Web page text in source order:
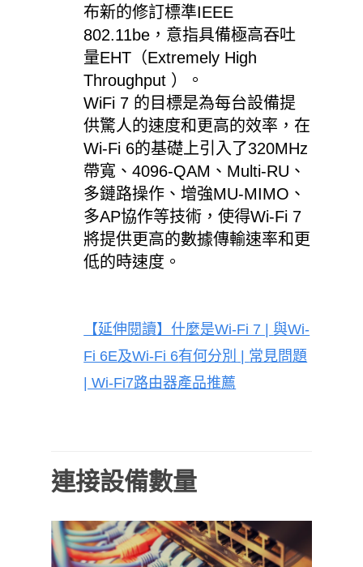
布新的修訂標準IEEE
802.11be，意指具備極高吞吐
量EHT（Extremely High
Throughput ）。
WiFi 7 的目標是為每台設備提
供驚人的速度和更高的效率，在
Wi-Fi 6的基礎上引入了320MHz
帶寬、4096-QAM、Multi-RU、
多鏈路操作、增強MU-MIMO、
多AP協作等技術，使得Wi-Fi 7
將提供更高的數據傳輸速率和更
低的時速度。
【延伸閱讀】什麼是Wi-Fi 7 |與Wi-
Fi 6E及Wi-Fi 6有何分別
常見問題
| Wi-Fi7路由器產品推薦
連接設備數量